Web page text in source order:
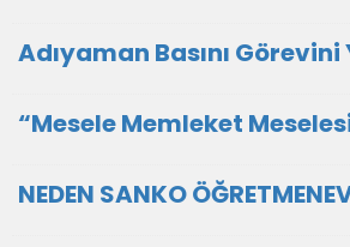
Adıyaman Basını Görevini
“Mesele Memleket
NEDEN SANKO